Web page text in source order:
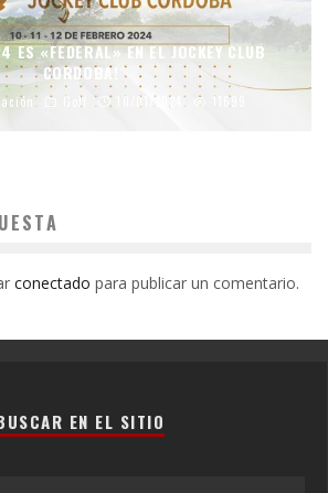
ES «FEDERAL» EN EL JOCKEY CLUB
CORDOBA!
Golf 10/01/2024 11699
conectado para publicar un comentario.
EN EL SITIO